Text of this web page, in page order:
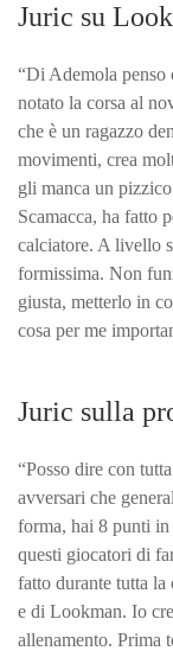
Juric su
“Di Ademola penso
notato la corsa al
che è un ragazzo
movimenti, crea
gli manca un
Scamacca, ha fatto
calciatore. A livello
formissima. Non
giusta, metterlo in
cosa per me
Juric sulla
“Posso dire con
avversari che
forma, hai 8 punti in
questi giocatori di
fatto durante tutta la
e di Lookman. Io
allenamento. Prima